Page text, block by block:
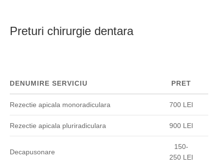
Preturi chirurgie dentara
DENUMIRE SERVICIU PRET
Rezectie apicala monoradiculara 700 LEI
Rezectie apicala pluriradiculara 900 LEI
Decapusonare
150-
250 LEI